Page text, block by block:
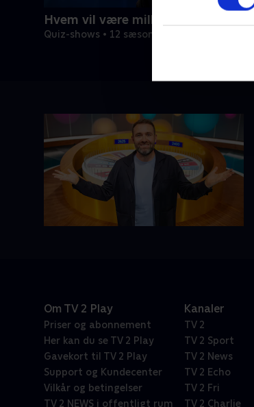
Hvem vil være millionær? Classic
Quiz-shows • 12 sæsoner
Om TV 2 Play
Priser og abonnement
Her kan du se TV 2 Play
Gavekort til TV 2 Play
Support og Kundecenter
Vilkår og betingelser
TV 2 NEWS i offentligt rum
Kanaler
TV 2
TV 2 Sport
TV 2 News
TV 2 Echo
TV 2 Fri
TV 2 Charlie